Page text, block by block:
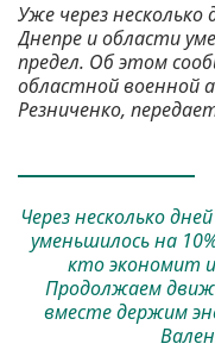
Уже через
Днепре и области
предел. Об этом
областной военной
Резниченко,
Через несколько
уменьшилось на
кто экономит
Продолжаем
вместе держим